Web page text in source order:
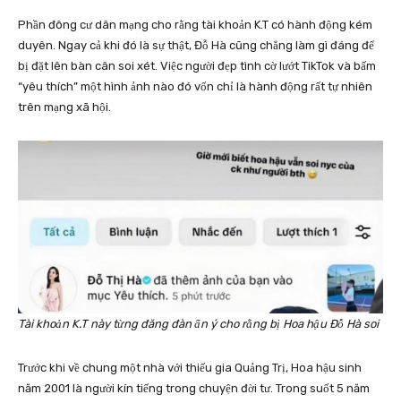
Phần đông cư dân mạng cho rằng tài khoản K.T có hành động kém
duyên. Ngay cả khi đó là sự thật, Đỗ Hà cũng chẳng làm gì đáng để
bị đặt lên bàn cân soi xét. Việc người đẹp tình cờ lướt TikTok và bấm
“yêu thích” một hình ảnh nào đó vốn chỉ là hành động rất tự nhiên
trên mạng xã hội.
Tài khoản K.T này từng đăng đàn ẩn ý cho rằng bị Hoa hậu Đỗ Hà soi
Trước khi về chung một nhà với thiếu gia Quảng Trị, Hoa hậu sinh
năm 2001 là người kín tiếng trong chuyện đời tư. Trong suốt 5 năm